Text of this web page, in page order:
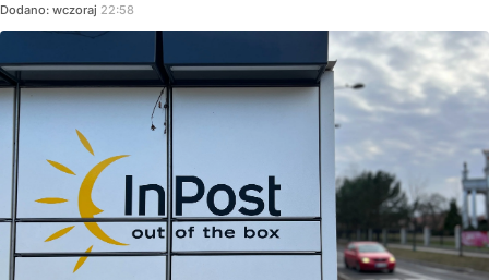
Dodano: wczoraj 22:58